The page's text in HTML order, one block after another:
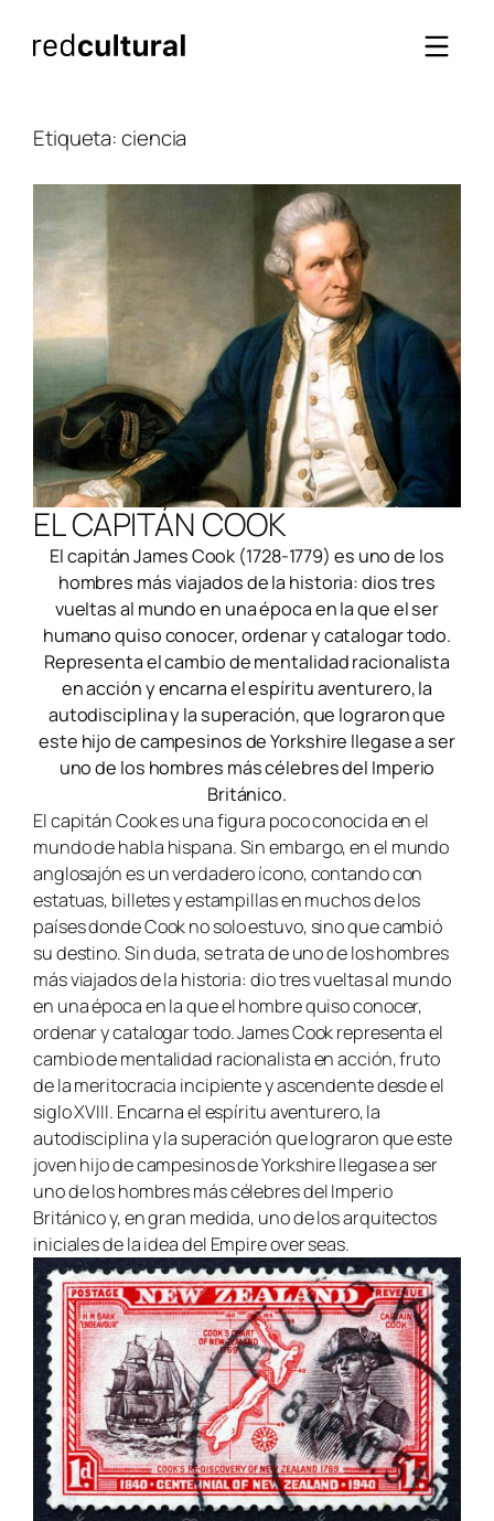
Etiqueta:ciencia
EL CAPITÁN COOK
El capitán James Cook (1728-1779) es uno de los
hombres más viajados de la historia: dios tres
vueltas al mundo en una época en la que el ser
humano quiso conocer, ordenar y catalogar todo.
Representa el cambio de mentalidad racionalista
en acción y encarna el espíritu aventurero, la
autodisciplina y la superación, que lograron que
este hijo de campesinos de Yorkshire llegase a ser
uno de los hombres más célebres del Imperio
Británico.
El capitán Cook es una figura poco conocida en el
mundo de habla hispana. Sin embargo, en el mundo
anglosajón es un verdadero ícono, contando con
estatuas, billetes y estampillas en muchos de los
países donde Cook no solo estuvo, sino que cambió
su destino. Sin duda, se trata de uno de los hombres
más viajados de la historia: dio tres vueltas al mundo
en una época en la que el hombre quiso conocer,
ordenar y catalogar todo. James Cook representa el
cambio de mentalidad racionalista en acción, fruto
de la meritocracia incipiente y ascendente desde el
siglo XVIII. Encarna el espíritu aventurero, la
autodisciplina y la superación que lograron que este
joven hijo de campesinos de Yorkshire llegase a ser
uno de los hombres más célebres del Imperio
Británico y, en gran medida, uno de los arquitectos
iniciales de la idea del Empire over seas.